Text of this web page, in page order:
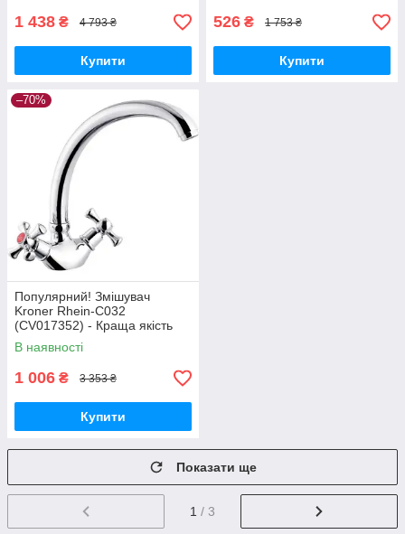
1 438 ₴ 4 793 ₴
Купити
526 ₴ 1 753 ₴
Купити
–70%
Популярний! Змішувач
Kroner Rhein-C032
(CV017352) - Краща якість
тільки на Nukleon.com.ua
В наявності
1 006 ₴ 3 353 ₴
Купити
Показати ще
1 / 3